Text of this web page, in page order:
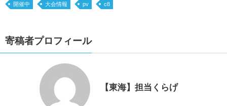
開催中 大会情報 pv c8
寄稿者プロフィール
【東海】担当くらげ